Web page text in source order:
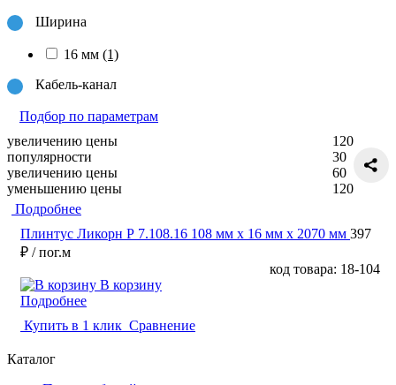
Ширина
16 мм (1)
Кабель-канал
Подбор по параметрам
увеличению цены
популярности
увеличению цены
уменьшению цены
120
30
60
120
Подробнее
Плинтус Ликорн Р 7.108.16 108 мм х 16 мм х 2070 мм 397
₽ / пог.м
код товара: 18-104
В корзину
Подробнее
Купить в 1 клик Сравнение
Каталог